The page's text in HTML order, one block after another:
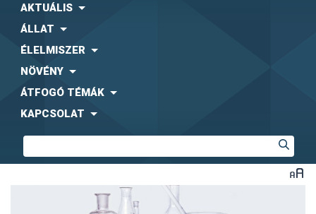
AKTUÁLIS
ÁLLAT
ÉLELMISZER
NÖVÉNY
ÁTFOGÓ TÉMÁK
KAPCSOLAT